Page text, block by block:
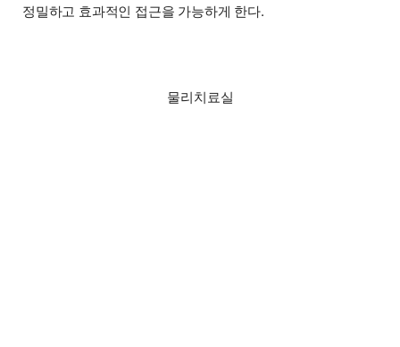
정밀하고 효과적인 접근을 가능하게 한다.
물리치료실